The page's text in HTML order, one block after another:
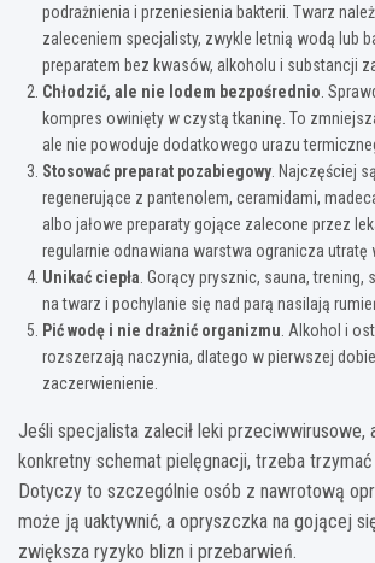
podrażnienia i przeniesienia bakterii. Twarz
zaleceniem specjalisty, zwykle letnią wodą lub
preparatem bez kwasów, alkoholu i substancji
Chłodzić, ale nie lodem bezpośrednio .
kompres owinięty w czystą tkaninę. To
ale nie powoduje dodatkowego urazu
Stosować preparat pozabiegowy. Najczęściej
regenerujące z pantenolem, ceramidami,
albo jałowe preparaty gojące zalecone przez
regularnie odnawiana warstwa ogranicza utratę
Unikać ciepła . Gorący prysznic, sauna,
na twarz i pochylanie się nad parą nasilają
Pić wodę i nie drażnić organizmu . Alkohol i
rozszerzają naczynia, dlatego w pierwszej
zaczerwienienie.
Jeśli specjalista zalecił leki przeciwwirusowe,
konkretny schemat pielęgnacji, trzeba trzymać
Dotyczy to szczególnie osób z nawrotową
może ją uaktywnić, a opryszczka na gojącej
zwiększa ryzyko blizn i przebarwień.